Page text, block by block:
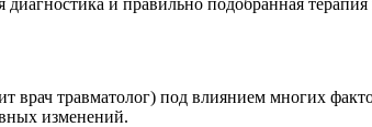
и правильно подобранная
врач травматолог) под влиянием многих
изменений.